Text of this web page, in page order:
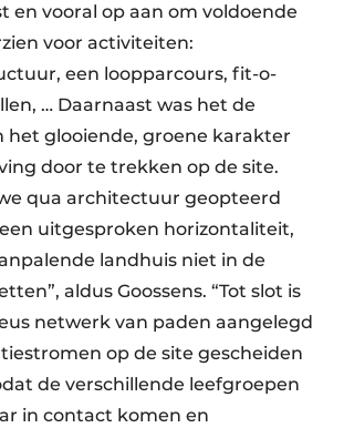
en vooral op aan om voldoende
voor activiteiten:
een loopparcours, fit-o-
… Daarnaast was het de
het glooiende, groene karakter
door te trekken op de site.
qua architectuur geopteerd
uitgesproken horizontaliteit,
landhuis niet in de
aldus Goossens. “Tot slot is
netwerk van paden aangelegd
op de site gescheiden
de verschillende leefgroepen
in contact komen en